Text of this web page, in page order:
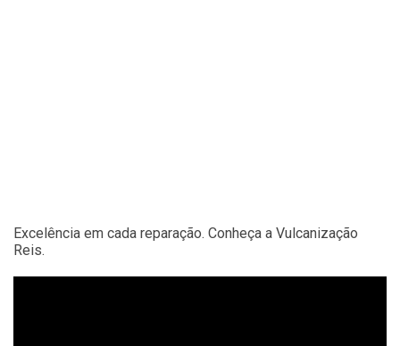
Excelência em cada reparação. Conheça a Vulcanização
Reis.